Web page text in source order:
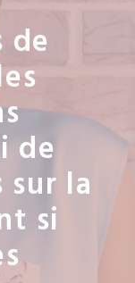
de
de
sur la
si